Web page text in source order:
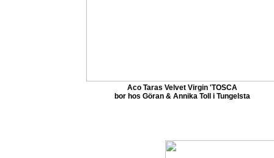
Aco Taras Velvet Virgin 'TOSCA
bor hos Göran & Annika Toll i Tungelsta